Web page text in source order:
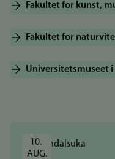
Fakultet for kunst,
Fakultet for
Universitetsmuseet i
10.
AUG.